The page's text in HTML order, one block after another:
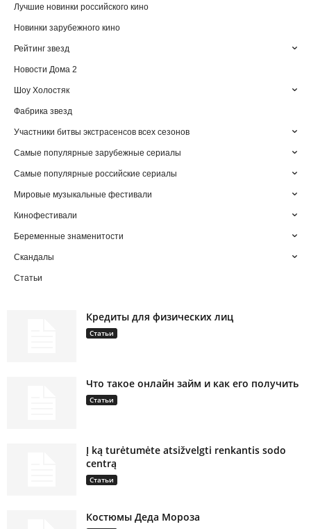
Лучшие новинки российского кино
Новинки зарубежного кино
Рейтинг звезд
Новости Дома 2
Шоу Холостяк
Фабрика звезд
Участники битвы экстрасенсов всех сезонов
Самые популярные зарубежные сериалы
Самые популярные российские сериалы
Мировые музыкальные фестивали
Кинофестивали
Беременные знаменитости
Скандалы
Статьи
Кредиты для физических лиц
Статьи
Что такое онлайн займ и как его получить
Статьи
Į ką turėtumėte atsižvelgti renkantis sodo
centrą
Статьи
Костюмы Деда Мороза